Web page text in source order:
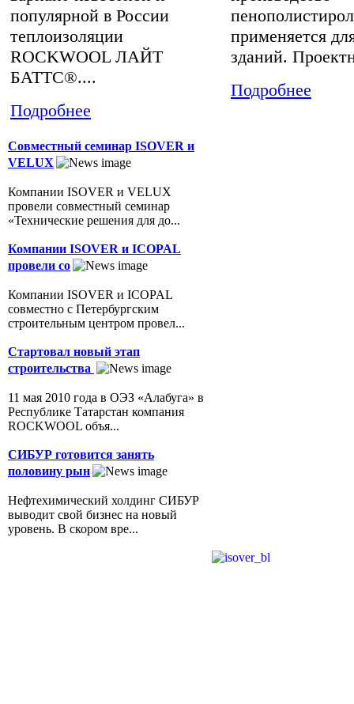
популярной в России
теплоизоляции
ROCKWOOL ЛАЙТ
БАТТС®....
Подробнее
применяется
зданий.
Подробнее
Совместный семинар ISOVER и
VELUX
Компании ISOVER и VELUX
провели совместный семинар
«Технические решения для до...
Компании ISOVER и ICOPAL
провели со
Компании ISOVER и ICOPAL
совместно с Петербургским
строительным центром провел...
Стартовал новый этап
строительства
11 мая 2010 года в ОЭЗ «Алабуга» в
Республике Татарстан компания
ROCKWOOL объя...
СИБУР готовится занять
половину рын
Нефтехимический холдинг СИБУР
выводит свой бизнес на новый
уровень. В скором вре...